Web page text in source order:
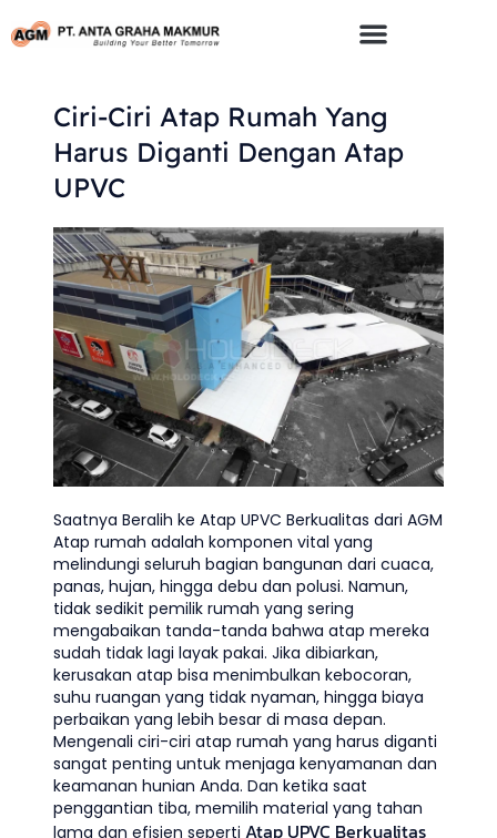
To
Ciri-Ciri Atap Rumah Yang
Harus Diganti Dengan Atap
UPVC
Saatnya Beralih ke Atap UPVC Berkualitas dari AGM
Atap rumah adalah komponen vital yang
melindungi seluruh bagian bangunan dari cuaca,
panas, hujan, hingga debu dan polusi. Namun,
tidak sedikit pemilik rumah yang sering
mengabaikan tanda-tanda bahwa atap mereka
sudah tidak lagi layak pakai. Jika dibiarkan,
kerusakan atap bisa menimbulkan kebocoran,
suhu ruangan yang tidak nyaman, hingga biaya
perbaikan yang lebih besar di masa depan.
Mengenali ciri-ciri atap rumah yang harus diganti
sangat penting untuk menjaga kenyamanan dan
keamanan hunian Anda. Dan ketika saat
penggantian tiba, memilih material yang tahan
lama dan efisien seperti Atap UPVC Berkualitas